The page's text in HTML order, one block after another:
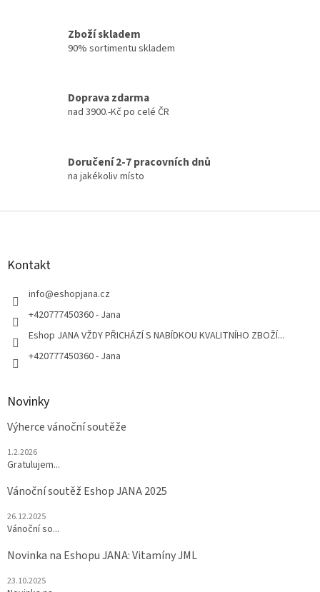
s
Zboží skladem
90% sortimentu skladem
Doprava zdarma
nad 3900.-Kč po celé ČR
Doručení 2-7 pracovních dnů
na jakékoliv místo
Z
Kontakt
info@eshopjana.cz
+420777450360 - Jana
Eshop JANA VŽDY PŘICHÁZÍ S NABÍDKOU KVALITNÍHO ZBOŽÍ...
+420777450360 - Jana
Novinky
Výherce vánoční soutěže
1.2.2026
Gratulujem...
Vánoční soutěž Eshop JANA 2025
26.12.2025
Vánoční so...
Novinka na Eshopu JANA: Vitamíny JML
23.10.2025